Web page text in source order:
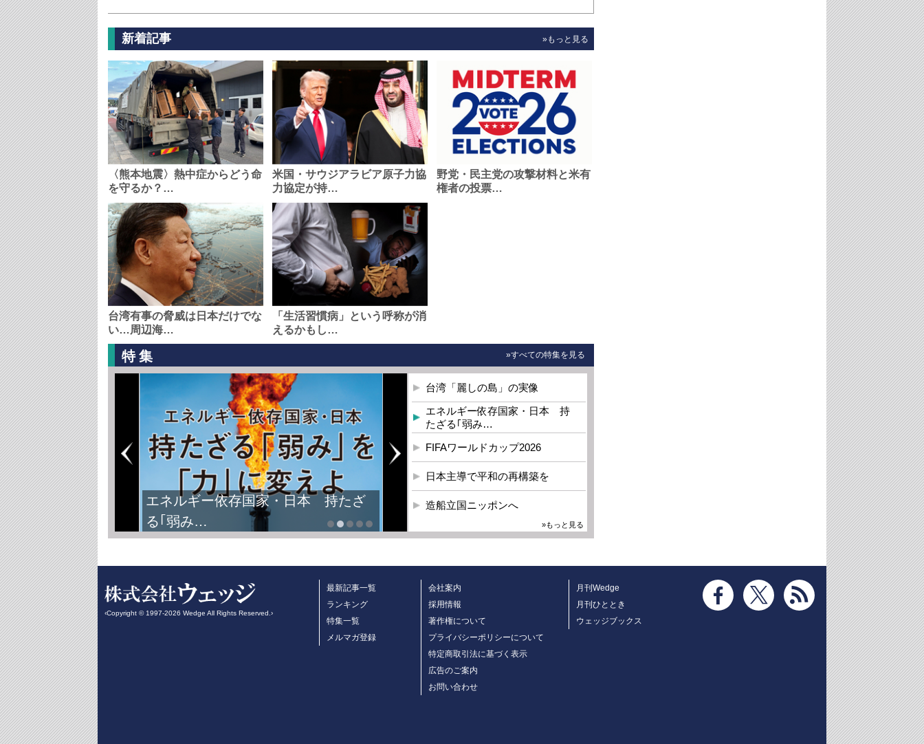
新着記事 »もっと見る
〈熊本地震〉熱中症からどう命
を守るか？…
米国・サウジアラビア原子力協
力協定が持…
野党・民主党の攻撃材料と米有
権者の投票…
台湾有事の脅威は日本だけでな
い…周辺海…
「生活習慣病」という呼称が消
えるかもし…
特集 »すべての特集を見る
FIFAワールドカップ2026
台湾「麗しの島」の実像
エネルギー依存国家・日本 持
たざる｢弱み…
FIFAワールドカップ2026
日本主導で平和の再構築を
造船立国ニッポンへ
»もっと見る
‹Copyright © 1997-2026 Wedge All Rights Reserved.›
最新記事一覧
ランキング
特集一覧
メルマガ登録
会社案内
採用情報
著作権について
プライバシーポリシーについて
特定商取引法に基づく表示
広告のご案内
お問い合わせ
月刊Wedge
月刊ひととき
ウェッジブックス